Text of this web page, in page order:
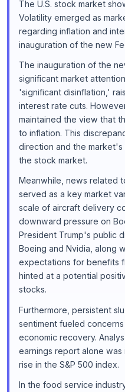
The U.S. stock market
Volatility emerged as
regarding inflation and
inauguration of the new
The inauguration of the
significant market
'significant disinflation,'
interest rate cuts.
maintained the view that
to inflation. This
direction and the
the stock market.
Meanwhile, news related
served as a key market
scale of aircraft delivery
downward pressure on
President Trump's public
Boeing and Nvidia, along
expectations for benefits
hinted at a potential
stocks.
Furthermore, persistent
sentiment fueled
economic recovery.
earnings report alone
rise in the S&P 500 index.
In the food service